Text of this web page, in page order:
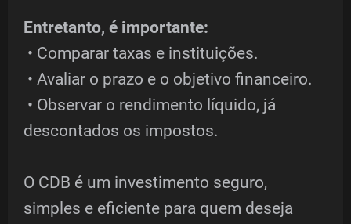
Entretanto, é importante:
• Comparar taxas e instituições.
• Avaliar o prazo e o objetivo financeiro.
• Observar o rendimento líquido, já
descontados os impostos.
O CDB é um investimento seguro,
simples e eficiente para quem deseja